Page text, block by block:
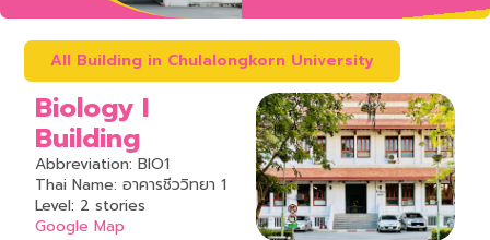
All Building in Chulalongkorn University
Biology I
Building
Abbreviation: BIO1
Thai Name: อาคารชีววิทยา 1
Level: 2 stories
Google Map